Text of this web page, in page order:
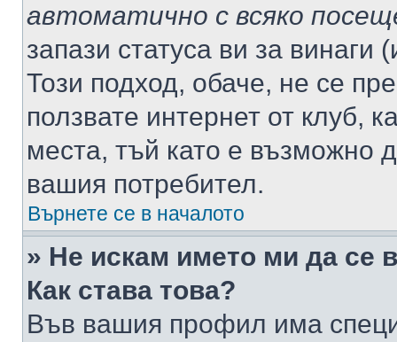
автоматично с всяко
запази статуса ви за винаги
Този подход, обаче, не се
ползвате интернет от клуб,
места, тъй като е възможно
вашия потребител.
Върнете се в началото
» Не искам името ми да се
Как става това?
Във вашия профил има